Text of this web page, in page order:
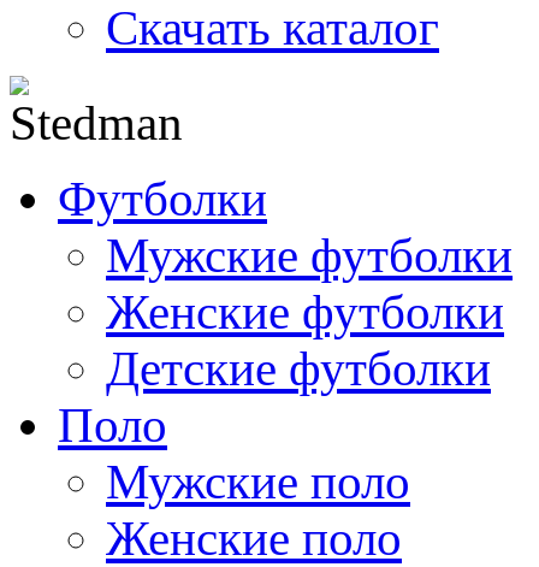
Скачать каталог
Футболки
Мужские футболки
Женские футболки
Детские футболки
Поло
Мужские поло
Женские поло